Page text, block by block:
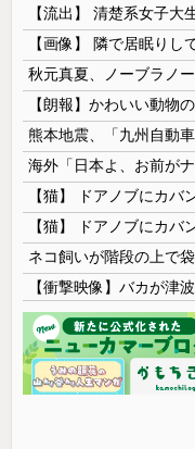
【衝撃映像】バカが津